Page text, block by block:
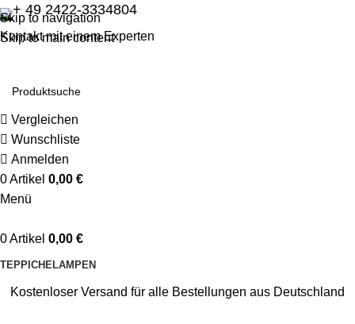
Skip to navigation
Skip to main content
+ 49 2422-3334804
Kontakt mit einem Experten
Vergleichen
Wunschliste
Anmelden
0Artikel 0,00 €
Menü
0Artikel 0,00 €
TEPPICHELAMPEN
Kostenloser Versand für alle Bestellungen aus Deutschland